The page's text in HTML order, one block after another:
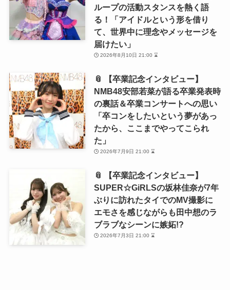
ループの活動スタンスを熱く語
る！「アイドルという形を借り
て、世界中に理念やメッセージを
届けたい」
2026年8月10日 21:00 ⌛
📎 【卒業記念インタビュー】
NMB48安部若菜が語る卒業発表時
の裏話＆卒業コンサートへの思い
「卒コンをしたいという夢があっ
たから、ここまでやってこられ
た」
2026年7月9日 21:00 ⌛
📎 【卒業記念インタビュー】
SUPER☆GiRLSの坂林佳奈が7年
ぶりに訪れたタイでのMV撮影に
エモさを感じながらも田中想のラ
ブラブなシーンに嫉妬!?
2026年7月3日 21:00 ⌛